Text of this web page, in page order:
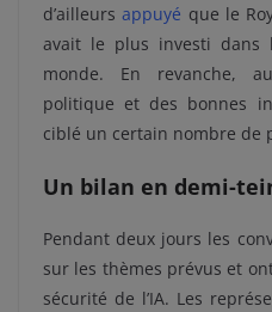
d’ailleursappuyé que le
avait le plus investi dans
monde. En revanche,
politique et des bonnes
ciblé un certain nombre de
Un bilan en demi-
Pendant deux jours les
sur les thèmes prévus et
sécurité de l’IA. Les